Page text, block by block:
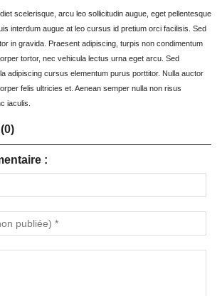
scelerisque, arcu leo sollicitudin augue, eget pellentesque
interdum augue at leo cursus id pretium orci facilisis. Sed
in gravida. Praesent adipiscing, turpis non condimentum
tortor, nec vehicula lectus urna eget arcu. Sed
adipiscing cursus elementum purus porttitor. Nulla auctor
felis ultricies et. Aenean semper nulla non risus
iaculis.
: